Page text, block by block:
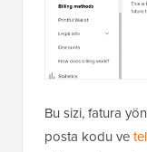
Bu sizi, fatura
posta kodu ve